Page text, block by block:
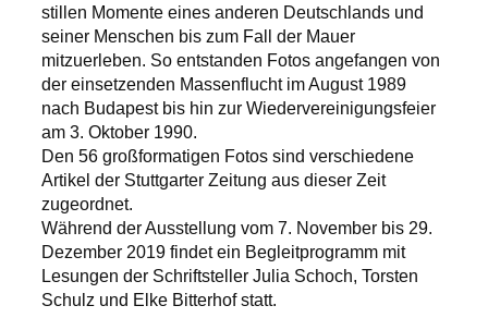
stillen Momente eines anderen Deutschlands und
seiner Menschen bis zum Fall der Mauer
mitzuerleben. So entstanden Fotos angefangen von
der einsetzenden Massenflucht im August 1989
nach Budapest bis hin zur Wiedervereinigungsfeier
am 3. Oktober 1990.
Den 56 großformatigen Fotos sind verschiedene
Artikel der Stuttgarter Zeitung aus dieser Zeit
zugeordnet.
Während der Ausstellung vom 7. November bis 29.
Dezember 2019 findet ein Begleitprogramm mit
Lesungen der Schriftsteller Julia Schoch, Torsten
Schulz und Elke Bitterhof statt.